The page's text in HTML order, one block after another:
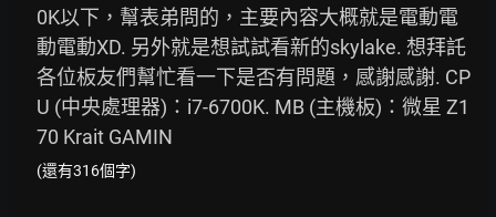
0K以下，幫表弟問的，主要內容大概就是電動電
動電動XD. 另外就是想試試看新的skylake. 想拜託
各位板友們幫忙看一下是否有問題，感謝感謝. CP
U (中央處理器)：i7-6700K. MB (主機板)：微星 Z1
70 Krait GAMIN
(還有316個字)